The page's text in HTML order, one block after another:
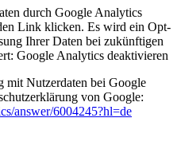
durch Google Analytics
Link klicken. Es wird ein Opt-
Ihrer Daten bei zukünftigen
Google Analytics deaktivieren
mit Nutzerdaten bei Google
von Google:
answer/6004245?hl=de